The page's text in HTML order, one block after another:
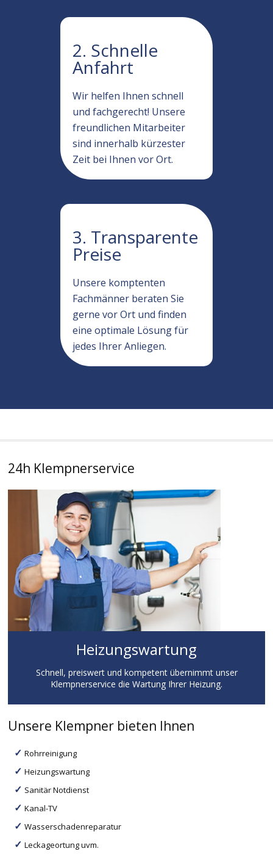
2. Schnelle
Anfahrt
Wir helfen Ihnen schnell
und fachgerecht! Unsere
freundlichen Mitarbeiter
sind innerhalb kürzester
Zeit bei Ihnen vor Ort.
3. Transparente
Preise
Unsere komptenten
Fachmänner beraten Sie
gerne vor Ort und finden
eine optimale Lösung für
jedes Ihrer Anliegen.
24h Klempnerservice
Heizungswartung
Schnell, preiswert und kompetent übernimmt unser
Klempnerservice die Wartung Ihrer Heizung.
Unsere Klempner bieten Ihnen
Rohrreinigung
Heizungswartung
Sanitär Notdienst
Kanal-TV
Wasserschadenreparatur
Leckageortung uvm.